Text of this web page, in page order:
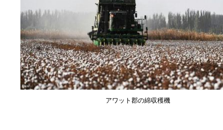
アワット郡の綿収穫機